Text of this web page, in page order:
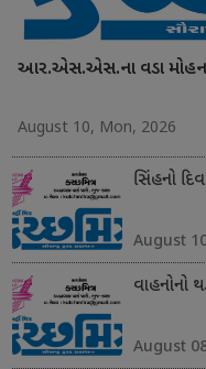
આર.એસ.એસ.ના વડા મોહન
August 10, Mon, 2026
સિંહનો
August
વાહનોનો
August